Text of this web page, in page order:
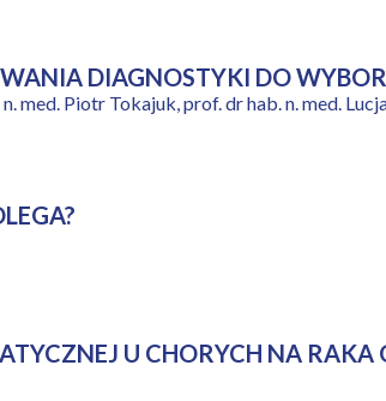
DIAGNOSTYKI DO
med. Piotr Tokajuk, prof. dr hab. n. med.
U CHORYCH NA RAKA